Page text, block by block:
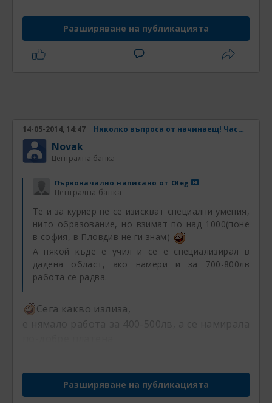
успява да си покрива сметките, винаги ще е
на ръба и по твоята логика, не трябва
въобще да пробва и да се развие, защото
Първоначално написано от
Централна банка
е нямало работа за 400-500лв, а се намирала
Работа за 400-500има, но е крайно
недостатъчно заплащане за да се работи.
Това е абсолютна подигравка.
700-800 е също мизерно заплащане, но поне
стига за основните нужди за един човек
само. За семейство, не може също.
А над тези пари, въобще не се намира.
Разширяване на публикацията
14-05-2014, 14:47 Няколко въпроса от начинаещ! Част 2
Novak
Централна банка
Първоначално написано от Oleg
Централна банка
Te и за куриер не се изискват специални умения,
нито образование, но взимат по над 1000(поне
в софия, в Пловдив не ги знам)
А някой къде е учил и се е специализирал в
дадена област, ако намери и за 700-800лв
работа се радва.
Сега какво излиза,
е нямало работа за 400-500лв, а се намирала
Разширяване на публикацията